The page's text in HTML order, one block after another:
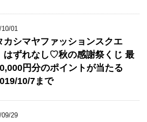
01
カシマヤファッションスクエ
はずれなし♡秋の感謝祭くじ 最
円分のポイントが当たる
10/7まで
09/29